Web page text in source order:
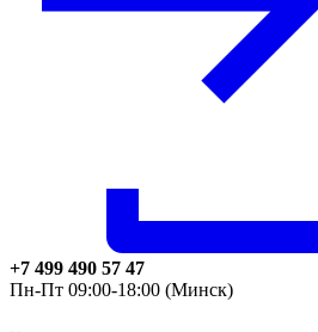
+7 499 490 57 47
Пн-Пт 09:00-18:00 (Минск)